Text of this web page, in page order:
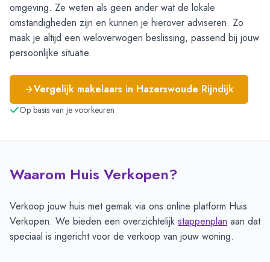
omgeving. Ze weten als geen ander wat de lokale
omstandigheden zijn en kunnen je hierover adviseren. Zo
maak je altijd een weloverwogen beslissing, passend bij jouw
persoonlijke situatie.
Vergelijk makelaars in Hazerswoude Rijndijk
Op basis van je voorkeuren
Waarom Huis Verkopen?
Verkoop jouw huis met gemak via ons online platform Huis
Verkopen. We bieden een overzichtelijk stappenplan aan dat
speciaal is ingericht voor de verkoop van jouw woning.